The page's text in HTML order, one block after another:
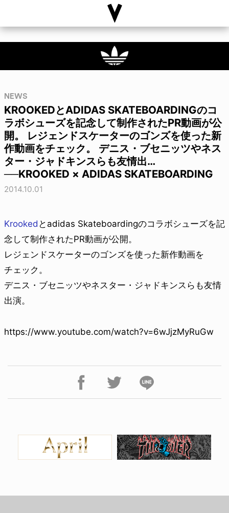
NEWS
KROOKEDとADIDAS SKATEBOARDINGのコ
ラボシューズを記念して制作されたPR動画が公
開。 レジェンドスケーターのゴンズを使った新
作動画をチェック。 デニス・ブセニッツやネス
ター・ジャドキンスらも友情出…
──KROOKED × ADIDAS SKATEBOARDING
2014.10.01
Krooked とadidas Skateboardingのコラボシューズを記
念して制作されたPR動画が公開。
レジェンドスケーターのゴンズを使った新作動画を
チェック。
デニス・ブセニッツやネスター・ジャドキンスらも友情
出演。
https://www.youtube.com/watch?v=6wJjzMyRuGw